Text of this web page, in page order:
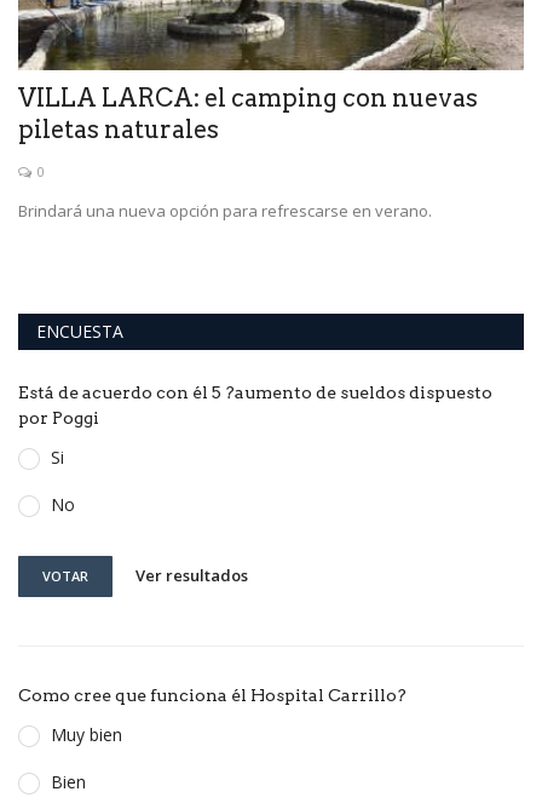
VILLA LARCA: el camping con nuevas
piletas naturales
0
Brindará una nueva opción para refrescarse en verano.
ENCUESTA
Está de acuerdo con él 5 ?aumento de sueldos dispuesto
por Poggi
Si
No
VOTAR Ver resultados
Como cree que funciona él Hospital Carrillo?
Muy bien
Bien